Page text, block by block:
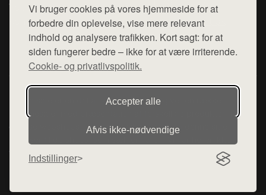
Vi bruger cookies på vores hjemmeside for at
forbedre din oplevelse, vise mere relevant
indhold og analysere trafikken. Kort sagt: for at
siden fungerer bedre – ikke for at være irriterende.
Cookie- og privatlivspolitik.
Accepter alle
Afvis ikke‑nødvendige
Indstillinger
Top Rabatter
Kontakt
Mail: hej@want.dk
Cookie- og privatlivspolitik
Denne side er en del af want.dk, der udgiver en række
hjemmesider med præsentation af forskellige produkter fra
diverse webshops. Der sælges ikke varer fra denne side - vi
varerne på lager.